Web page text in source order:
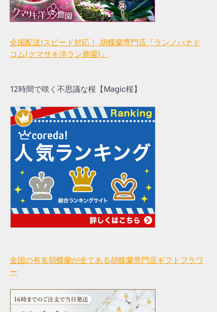
全国配送!スピード対応！ 胡蝶蘭専門店『ランノハナド
コム(クマサキ洋ラン農園)』
12時間で咲く不思議な桜【Magic桜】
全国の有名胡蝶蘭が全てある胡蝶蘭専門店ギフトフラワ
ー